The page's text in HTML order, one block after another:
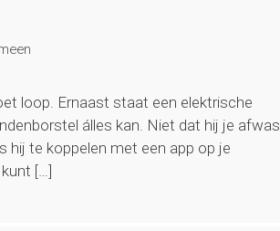
loop. Ernaast staat een elektrische
álles kan. Niet dat hij je afwas
hij te koppelen met een app op je
[…]